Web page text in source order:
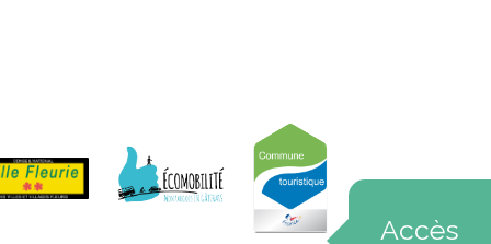
Accès